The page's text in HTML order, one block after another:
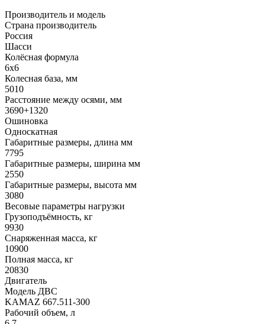
Производитель и модель
Страна производитель
Россия
Шасси
Колёсная формула
6x6
Колесная база, мм
5010
Расстояние между осями, мм
3690+1320
Ошиновка
Односкатная
Габаритные размеры, длина мм
7795
Габаритные размеры, ширина мм
2550
Габаритные размеры, высота мм
3080
Весовые параметры нагрузки
Грузоподъёмность, кг
9930
Снаряженная масса, кг
10900
Полная масса, кг
20830
Двигатель
Модель ДВС
KAMAZ 667.511-300
Рабочий объем, л